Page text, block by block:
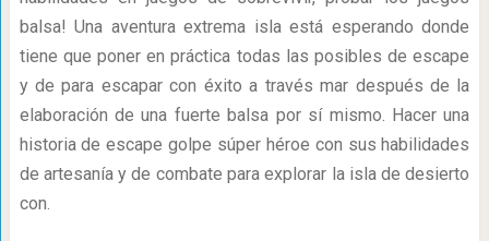
balsa! Una aventura extrema isla está esperando donde
tiene que poner en práctica todas las posibles de escape
y de para escapar con éxito a través mar después de la
elaboración de una fuerte balsa por sí mismo. Hacer una
historia de escape golpe súper héroe con sus habilidades
de artesanía y de combate para explorar la isla de desierto
con.